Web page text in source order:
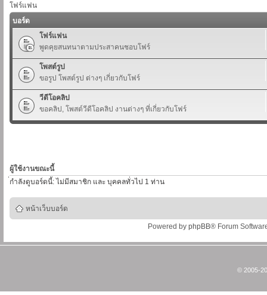
โฟร์แฟน
บอร์ด
โฟร์แฟน
พูดคุยสนทนาตามประสาคนชอบโฟร์
โพสต์รูป
ขอรูป โพสต์รูป ต่างๆ เกี่ยวกับโฟร์
วีดีโอคลิป
ขอคลิป, โพสต์วีดีโอคลิป งานต่างๆ ที่เกี่ยวกับโฟร์
ผู้ใช้งานขณะนี้
่กำลังดูบอร์ดนี้: ไม่มีสมาชิก และ บุคคลทั่วไป 1 ท่าน
หน้าเว็บบอร์ด
Powered by phpBB® Forum
© 2005-